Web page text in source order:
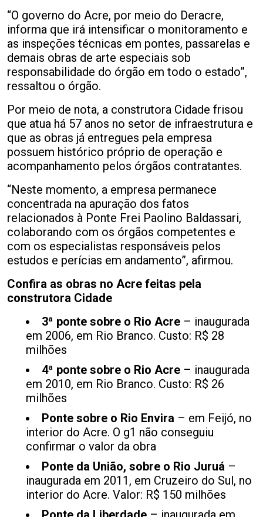
“O governo do Acre, por meio do Deracre,
informa que irá intensificar o monitoramento e
as inspeções técnicas em pontes, passarelas e
demais obras de arte especiais sob
responsabilidade do órgão em todo o estado”,
ressaltou o órgão.
Por meio de nota, a construtora Cidade frisou
que atua há 57 anos no setor de infraestrutura e
que as obras já entregues pela empresa
possuem histórico próprio de operação e
acompanhamento pelos órgãos contratantes.
“Neste momento, a empresa permanece
concentrada na apuração dos fatos
relacionados à Ponte Frei Paolino Baldassari,
colaborando com os órgãos competentes e
com os especialistas responsáveis pelos
estudos e perícias em andamento”, afirmou.
Confira as obras no Acre feitas pela
construtora Cidade
3ª ponte sobre o Rio Acre – inaugurada
em 2006, em Rio Branco. Custo: R$ 28
milhões
4ª ponte sobre o Rio Acre – inaugurada
em 2010, em Rio Branco. Custo: R$ 26
milhões
Ponte sobre o Rio Envira – em Feijó, no
interior do Acre. O g1 não conseguiu
confirmar o valor da obra
Ponte da União, sobre o Rio Juruá –
inaugurada em 2011, em Cruzeiro do Sul, no
interior do Acre. Valor: R$ 150 milhões